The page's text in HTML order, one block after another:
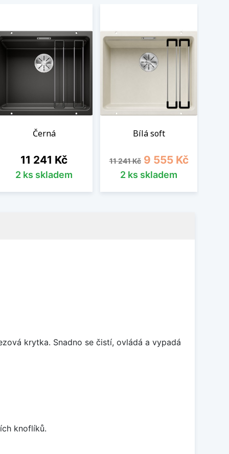
Černá
Cena
11 241 Kč
2 ks skladem
Bílá soft
Běžná cena
11 241 Kč Cena
9 555 Kč
2 ks skladem
krytka. Snadno se čistí, ovládá a vypadá
knoflíků.